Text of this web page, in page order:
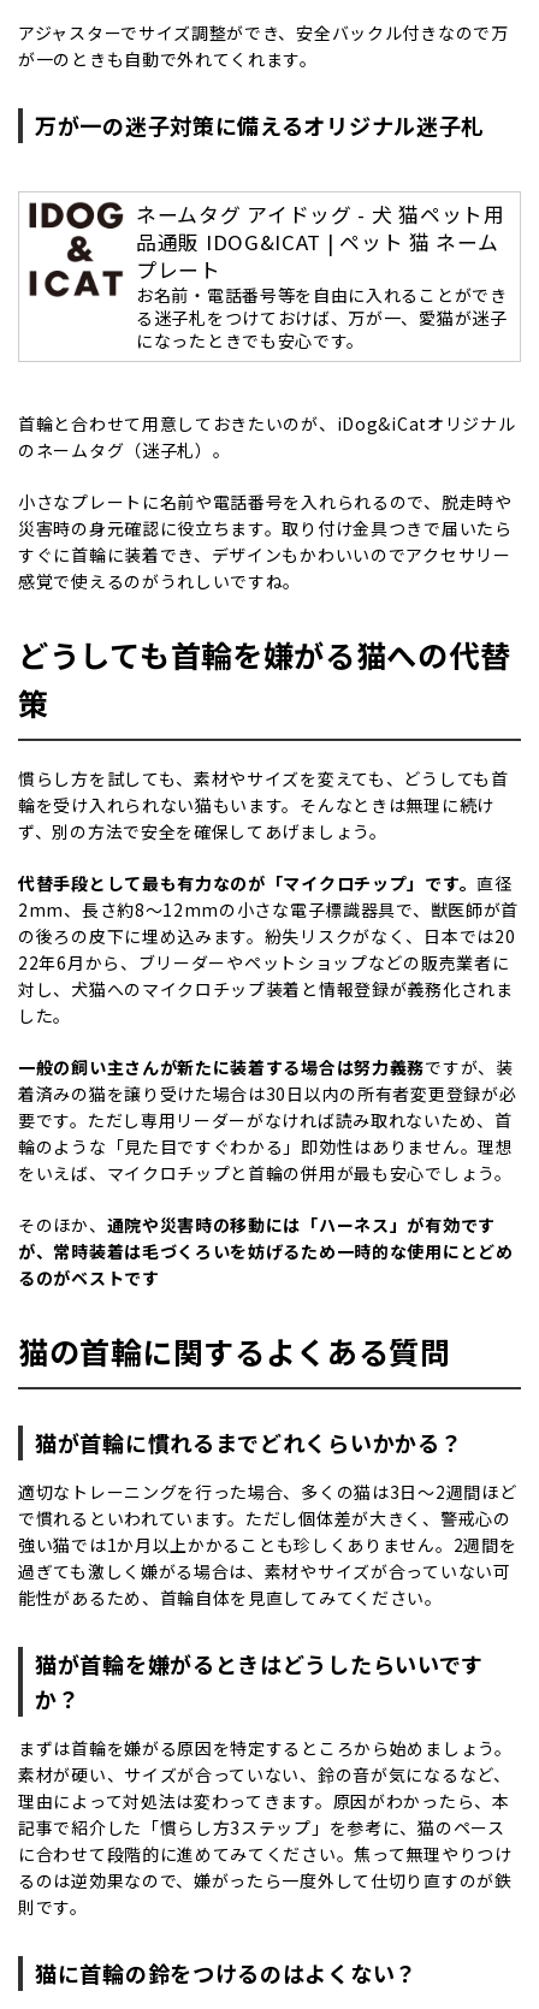
アジャスターでサイズ調整ができ、安全バックル付きなので万
が一のときも自動で外れてくれます。
万が一の迷子対策に備えるオリジナル迷子札
ネームタグ アイドッグ - 犬 猫ペット用
品通販 IDOG&ICAT | ペット 猫 ネーム
プレート
お名前・電話番号等を自由に入れることができ
る迷子札をつけておけば、万が一、愛猫が迷子
になったときでも安心です。
首輪と合わせて用意しておきたいのが、iDog&iCatオリジナル
のネームタグ（迷子札）。
小さなプレートに名前や電話番号を入れられるので、脱走時や
災害時の身元確認に役立ちます。取り付け金具つきで届いたら
すぐに首輪に装着でき、デザインもかわいいのでアクセサリー
感覚で使えるのがうれしいですね。
どうしても首輪を嫌がる猫への代替
策
慣らし方を試しても、素材やサイズを変えても、どうしても首
輪を受け入れられない猫もいます。そんなときは無理に続け
ず、別の方法で安全を確保してあげましょう。
代替手段として最も有力なのが「マイクロチップ」です。直径
2mm、長さ約8〜12mmの小さな電子標識器具で、獣医師が首
の後ろの皮下に埋め込みます。紛失リスクがなく、 日本では20
22年6月から、ブリーダーやペットショップなどの販売業者に
対し、犬猫へのマイクロチップ装着と情報登録が義務化されま
した。
一般の飼い主さんが新たに装着する場合は努力義務ですが、装
着済みの猫を譲り受けた場合は30日以内の所有者変更登録が必
要です。ただし専用リーダーがなければ読み取れないため、首
輪のような「見た目ですぐわかる」即効性はありません。理想
をいえば、マイクロチップと首輪の併用が最も安心でしょう。
そのほか、 通院や災害時の移動には「ハーネス」が有効です
が、常時装着は毛づくろいを妨げるため一時的な使用にとどめ
るのがベストです
猫の首輪に関するよくある質問
猫が首輪に慣れるまでどれくらいかかる？
適切なトレーニングを行った場合、多くの猫は3日～2週間ほど
で慣れるといわれています。ただし個体差が大きく、警戒心の
強い猫では1か月以上かかることも珍しくありません。 2週間を
過ぎても激しく嫌がる場合は、素材やサイズが合っていない可
能性があるため、首輪自体を見直してみてください。
猫が首輪を嫌がるときはどうしたらいいです
か？
まずは首輪を嫌がる原因を特定するところから始めましょう。
素材が硬い、サイズが合っていない、鈴の音が気になるなど、
理由によって対処法は変わってきます。原因がわかったら、本
記事で紹介した「慣らし方3ステップ」を参考に、猫のペース
に合わせて段階的に進めてみてください。焦って無理やりつけ
るのは逆効果なので、嫌がったら一度外して仕切り直すのが鉄
則です。
猫に首輪の鈴をつけるのはよくない？